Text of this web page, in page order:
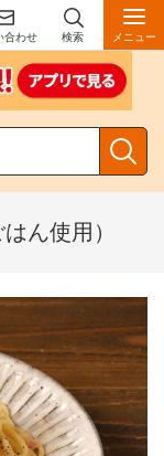
合わせ 検索 メニュー
ん使用）